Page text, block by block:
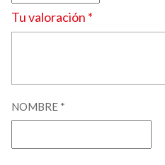
Tu valoración *
NOMBRE *